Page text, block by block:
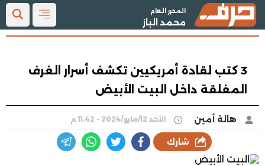
المحرر العام
محمد الباز
3 كتب لقادة أمريكيين تكشف أسرار الغرف
المغلقة داخل البيت الأبيض
هالة أمين الأحد 12/مايو/2024 - 11:42 م
شارك